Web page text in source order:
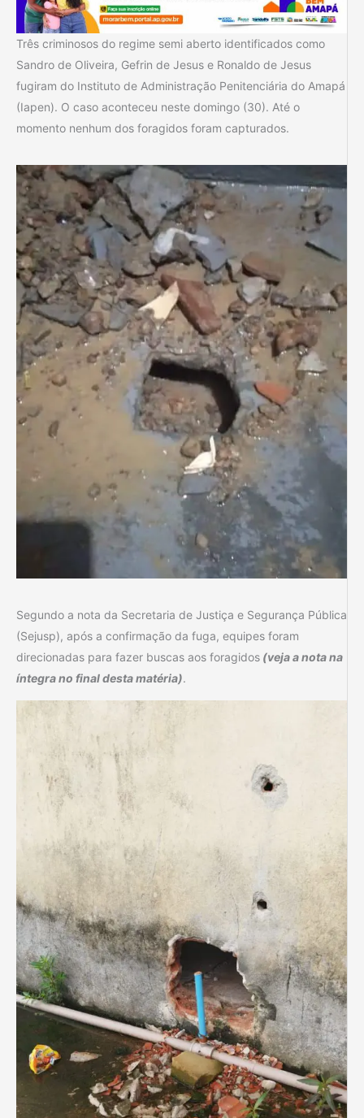
Três criminosos do regime semi aberto identificados como
Sandro de Oliveira, Gefrin de Jesus e Ronaldo de Jesus
fugiram do Instituto de Administração Penitenciária do Amapá
(Iapen). O caso aconteceu neste domingo (30). Até o
momento nenhum dos foragidos foram capturados.
Segundo a nota da Secretaria de Justiça e Segurança Pública
(Sejusp), após a confirmação da fuga, equipes foram
direcionadas para fazer buscas aos foragidos (veja a nota na
íntegra no final desta matéria).